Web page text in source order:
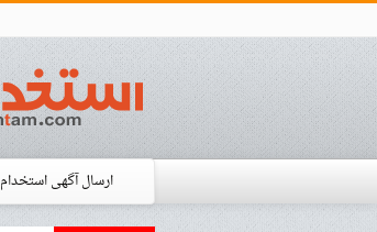
ارسال آگهی استخدام